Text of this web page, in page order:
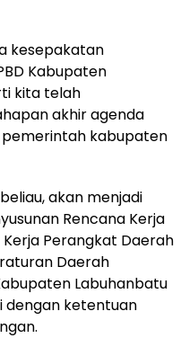
kesepakatan
Kabupaten
kita telah
akhir agenda
kabupaten
akan menjadi
Rencana Kerja
Perangkat Daerah
Daerah
Labuhanbatu
dengan ketentuan